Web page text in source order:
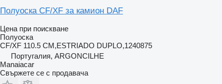
Полуоска CF/XF за камион DAF
Цена при поискване
Полуоска
CF/XF 110.5 CM,ESTRIADO DUPLO,1240875
Португалия, ARGONCILHE
Manaiacar
Свържете се с продавача